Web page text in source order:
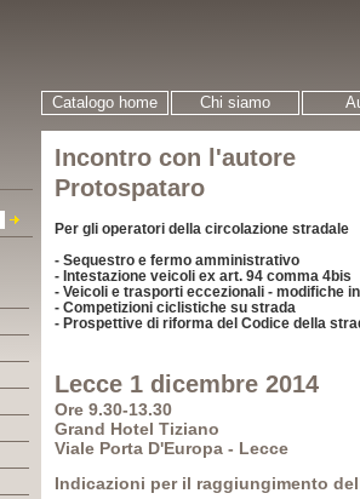
Catalogo home Chi siamo
Incontro con l'autore
Protospataro
Per gli operatori della circolazione stradale
- Sequestro e fermo amministrativo
- Intestazione veicoli ex art. 94 comma 4bis
- Veicoli e trasporti eccezionali - modifiche
- Competizioni ciclistiche su strada
- Prospettive di riforma del Codice della
Lecce 1 dicembre 2014
Ore 9.30-13.30
Grand Hotel Tiziano
Viale Porta D'Europa - Lecce
Indicazioni per il raggiungimento